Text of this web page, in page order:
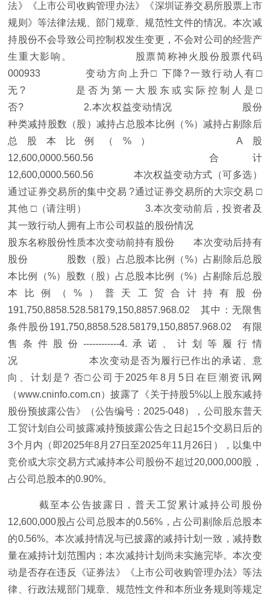
法》《上市公司收购管理办法》《深圳证券交易所股票上市
规则》等法律法规、部门规章、规范性文件的情况。本次减
持股份不会导致公司控制权发生变更，不会对公司的经营产
生重大影响。 股票简称神火股份股票代码
000933 变动方向上升□ 下降?一致行动人有□
无? 是否为第一大股东或实际控制人是□
否? 2.本次权益变动情况 股份
种类减持股数（股）减持占总股本比例（%）减持占剔除后
总股本比例（%） A股
12,600,0000.560.56 合 计
12,600,0000.560.56 本次权益变动方式（可多选）
通过证券交易所的集中交易 ?通过证券交易所的大宗交易 □
其他 □（请注明） 3.本次变动前后，投资者及
其一致行动人拥有上市公司权益的股份情况
股东名称股份性质本次变动前持有股份 本次变动后持有
股份 股数（股）占总股本比例（%）占剔除后总股
本比例（%）股数（股）占总股本比例（%）占剔除后总股
本比例（%）普天工贸合计持有股份
191,750,8858.528.58179,150,8857.968.02 其中：无限售
条件股份191,750,8858.528.58179,150,8857.968.02 有限
售条件股份------------4.承诺、计划等履行情
况 本次变动是否为履行已作出的承诺、意
向、计划是? 否□公司于2025年8月5日在巨潮资讯网
（www.cninfo.com.cn）披露了《关于持股5%以上股东减持
股份预披露公告》（公告编号：2025-048），公司股东普天
工贸计划自公司披露减持预披露公告之日起15个交易日后的
3个月内（即2025年8月27日至2025年11月26日），以集中
竞价或大宗交易方式减持本公司股份不超过20,000,000股，
占公司总股本的0.90%。
截至本公告披露日，普天工贸累计减持公司股份
12,600,000股占公司总股本的0.56%，占公司剔除后总股本
的0.56%。本次减持情况与已披露的减持计划一致，减持数
量在减持计划范围内；本次减持计划尚未实施完毕。本次变
动是否存在违反《证券法》《上市公司收购管理办法》等法
律、行政法规部门规章、规范性文件和本所业务规则等规定